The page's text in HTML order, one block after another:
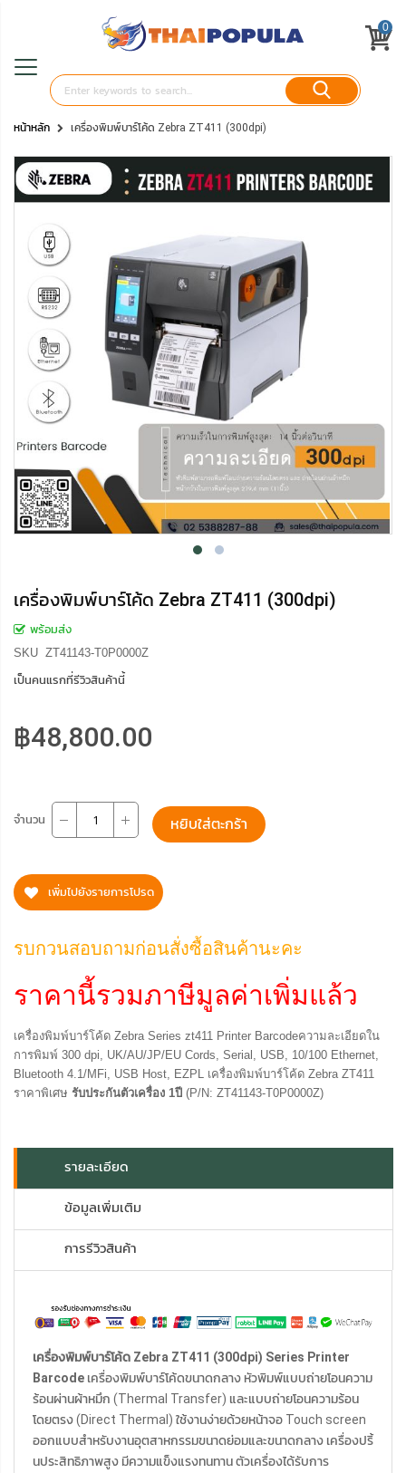
0
หน้าหลัก เครื่องพิมพ์บาร์โค้ด Zebra ZT411 (300dpi)
เครื่องพิมพ์บาร์โค้ด Zebra ZT411 (300dpi)
พร้อมส่ง
SKU ZT41143-T0P0000Z
เป็นคนแรกที่รีวิวสินค้านี้
฿48,800.00
จำนวน หยิบใส่ตะกร้า
เพิ่มไปยังรายการโปรด
รบกวนสอบถามก่อนสั่งซื้อสินค้านะคะ
ราคานี้รวมภาษีมูลค่าเพิ่มแล้ว
เครื่องพิมพ์บาร์โค้ด Zebra Series zt411 Printer Barcodeความละเอียดใน
การพิมพ์ 300 dpi, UK/AU/JP/EU Cords, Serial, USB, 10/100 Ethernet,
Bluetooth 4.1/MFi, USB Host, EZPL เครื่องพิมพ์บาร์โค้ด Zebra ZT411
ราคาพิเศษ รับประกันตัวเครื่อง 1ปี (P/N: ZT41143-T0P0000Z)
รายละเอียด
ข้อมูลเพิ่มเติม
การรีวิวสินค้า
เครื่องพิมพ์บาร์โค้ด Zebra ZT411 (300dpi) Series Printer
Barcode เครื่องพิมพ์บาร์โค้ดขนาดกลาง หัวพิมพ์แบบถ่ายโอนความ
ร้อนผ่านผ้าหมึก (Thermal Transfer) และแบบถ่ายโอนความร้อน
โดยตรง (Direct Thermal) ใช้งานง่ายด้วยหน้าจอ Touch screen
ออกแบบสำหรับงานอุตสาหกรรมขนาดย่อมและขนาดกลาง เครื่องปริ้
นประสิทธิภาพสูง มีความแข็งแรงทนทาน ตัวเครื่องได้รับการ